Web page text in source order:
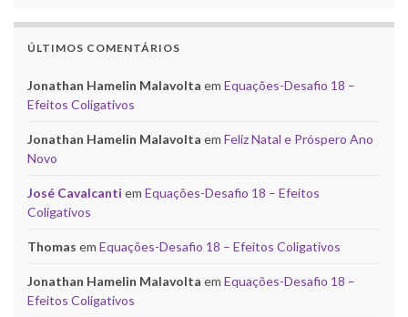
ÚLTIMOS COMENTÁRIOS
Jonathan Hamelin Malavolta em Equações-Desafio 18 –
Efeitos Coligativos
Jonathan Hamelin Malavolta em Feliz Natal e Próspero Ano
Novo
José Cavalcanti em Equações-Desafio 18 – Efeitos
Coligativos
Thomas em Equações-Desafio 18 – Efeitos Coligativos
Jonathan Hamelin Malavolta em Equações-Desafio 18 –
Efeitos Coligativos